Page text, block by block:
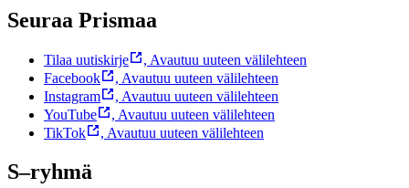
Seuraa Prismaa
Tilaa uutiskirje , Avautuu uuteen välilehteen
Facebook
, Avautuu uuteen välilehteen
Instagram
, Avautuu uuteen välilehteen
YouTube
, Avautuu uuteen välilehteen
TikTok
, Avautuu uuteen välilehteen
S–ryhmä